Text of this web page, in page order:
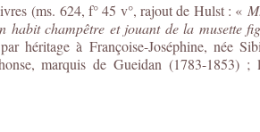
(ms. 624, f° 45 v°, rajout de Hulst : «
habit champêtre et jouant de la musette
héritage à Françoise-Joséphine, née
marquis de Gueidan (1783-1853) ;